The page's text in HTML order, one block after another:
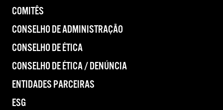
COMITÊS
CONSELHO DE ADMINISTRAÇÃO
CONSELHO DE ÉTICA
CONSELHO DE ÉTICA / DENÚNCIA
ENTIDADES PARCEIRAS
ESG